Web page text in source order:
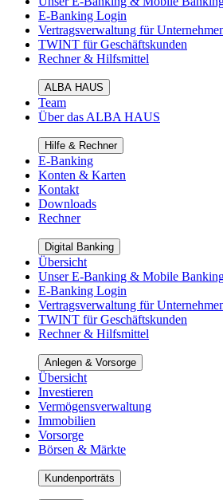
E-Banking Login
Vertragsverwaltung für
TWINT für Geschäftskunden
Rechner & Hilfsmittel
ALBA HAUS
Team
Über das ALBA HAUS
Hilfe & Rechner
E-Banking
Konten & Karten
Kontakt
Downloads
Rechner
Digital Banking
Übersicht
Unser E-Banking & Mobile
E-Banking Login
Vertragsverwaltung für
TWINT für Geschäftskunden
Rechner & Hilfsmittel
Anlegen & Vorsorge
Übersicht
Investieren
Vermögensverwaltung
Immobilien
Vorsorge
Börsen & Märkte
Kundenporträts